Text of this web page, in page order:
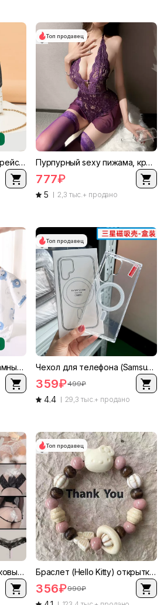
Сумка через плечо в корейском стиле, одноплечый кошелек с акцентом из пайеток, цепочка, маленький кошелек
Топ продавец
Пурпурный sexy пижама, кружевной пояс, утягивающий эффект
5 2,3 тыс.+ продано
777₽
Детский комплект пижамных шорт D-001, летний тонкий унисекс, размеры 73–130 см
Топ продавец
Чехол для телефона (Samsung) магнитная прозрачная защитная оболочка NS, совместим с S25/S24/S23/S22 и линейкой A, защита от падения
4.4 29,3 тыс.+ продано
359₽499₽
Кружевное белье хлопковые трусики женские больших размеров, тангенты, секси вырезы, несколько цветов
Топ продавец
Браслет (Hello Kitty) открытка на День святого Валентина, браслет-подвески с разнообразными бусинами персонажей, лёгкий вес 0,0126 кг
356₽990₽